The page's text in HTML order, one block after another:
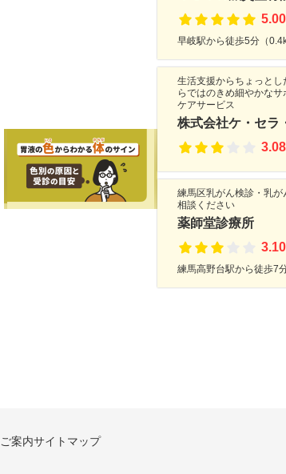
5.00
早岐駅から徒歩5分（
生活支援からちょっと
らではのきめ細やかな
ケアサービス
株式会社ケ・セラ
3.08
練馬区乳がん検診・乳
相談ください
薬師堂診療所
3.10
練馬高野台駅から徒歩7
案内サイトマップ